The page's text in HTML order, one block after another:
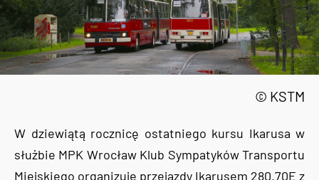
© KSTM
W dziewiątą rocznicę ostatniego kursu Ikarusa w
służbie MPK Wrocław Klub Sympatyków Transportu
Miejskiego organizuje przejazdy Ikarusem 280.70E z